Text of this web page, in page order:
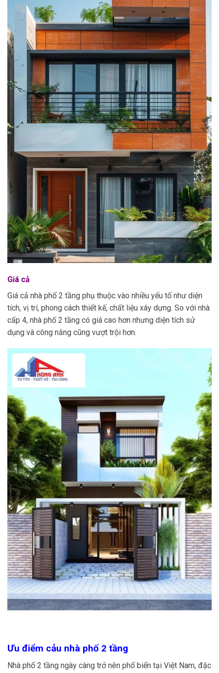
Giá cả
Giá cả nhà phố 2 tầng phụ thuộc vào nhiều yếu tố như diện
tích, vị trí, phong cách thiết kế, chất liệu xây dựng. So với nhà
cấp 4, nhà phố 2 tầng có giá cao hơn nhưng diện tích sử
dụng và công năng cũng vượt trội hơn.
Ưu điểm cảu nhà phố 2 tầng
Nhà phố 2 tầng ngày càng trở nên phổ biến tại Việt Nam, đặc